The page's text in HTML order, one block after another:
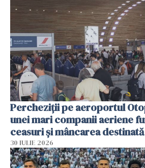
Percheziții pe aeroportul
unei mari companii aeriene
ceasuri și mâncarea
30 IULIE 2026